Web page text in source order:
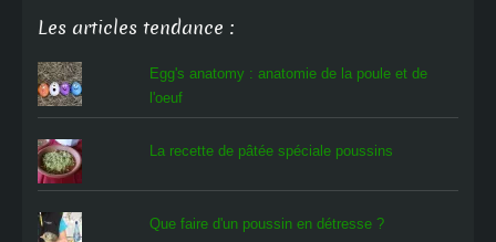
Les articles tendance :
Egg's anatomy : anatomie de la poule et de
l'oeuf
La recette de pâtée spéciale poussins
Que faire d'un poussin en détresse ?